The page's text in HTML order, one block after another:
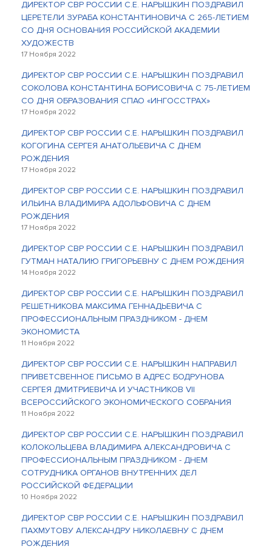
ДИРЕКТОР СВР РОССИИ С.Е. НАРЫШКИН ПОЗДРАВИЛ
ЦЕРЕТЕЛИ ЗУРАБА КОНСТАНТИНОВИЧА С 265-ЛЕТИЕМ
СО ДНЯ ОСНОВАНИЯ РОССИЙСКОЙ АКАДЕМИИ
ХУДОЖЕСТВ
17 Ноября 2022
ДИРЕКТОР СВР РОССИИ С.Е. НАРЫШКИН ПОЗДРАВИЛ
СОКОЛОВА КОНСТАНТИНА БОРИСОВИЧА С 75-ЛЕТИЕМ
СО ДНЯ ОБРАЗОВАНИЯ СПАО «ИНГОССТРАХ»
17 Ноября 2022
ДИРЕКТОР СВР РОССИИ С.Е. НАРЫШКИН ПОЗДРАВИЛ
КОГОГИНА СЕРГЕЯ АНАТОЛЬЕВИЧА С ДНЕМ
РОЖДЕНИЯ
17 Ноября 2022
ДИРЕКТОР СВР РОССИИ С.Е. НАРЫШКИН ПОЗДРАВИЛ
ИЛЬИНА ВЛАДИМИРА АДОЛЬФОВИЧА С ДНЕМ
РОЖДЕНИЯ
17 Ноября 2022
ДИРЕКТОР СВР РОССИИ С.Е. НАРЫШКИН ПОЗДРАВИЛ
ГУТМАН НАТАЛИЮ ГРИГОРЬЕВНУ С ДНЕМ РОЖДЕНИЯ
14 Ноября 2022
ДИРЕКТОР СВР РОССИИ С.Е. НАРЫШКИН ПОЗДРАВИЛ
РЕШЕТНИКОВА МАКСИМА ГЕННАДЬЕВИЧА С
ПРОФЕССИОНАЛЬНЫМ ПРАЗДНИКОМ - ДНЕМ
ЭКОНОМИСТА
11 Ноября 2022
ДИРЕКТОР СВР РОССИИ С.Е. НАРЫШКИН НАПРАВИЛ
ПРИВЕТСВЕННОЕ ПИСЬМО В АДРЕС БОДРУНОВА
СЕРГЕЯ ДМИТРИЕВИЧА И УЧАСТНИКОВ VII
ВСЕРОССИЙСКОГО ЭКОНОМИЧЕСКОГО СОБРАНИЯ
11 Ноября 2022
ДИРЕКТОР СВР РОССИИ С.Е. НАРЫШКИН ПОЗДРАВИЛ
КОЛОКОЛЬЦЕВА ВЛАДИМИРА АЛЕКСАНДРОВИЧА С
ПРОФЕССИОНАЛЬНЫМ ПРАЗДНИКОМ - ДНЕМ
СОТРУДНИКА ОРГАНОВ ВНУТРЕННИХ ДЕЛ
РОССИЙСКОЙ ФЕДЕРАЦИИ
10 Ноября 2022
ДИРЕКТОР СВР РОССИИ С.Е. НАРЫШКИН ПОЗДРАВИЛ
ПАХМУТОВУ АЛЕКСАНДРУ НИКОЛАЕВНУ С ДНЕМ
РОЖДЕНИЯ